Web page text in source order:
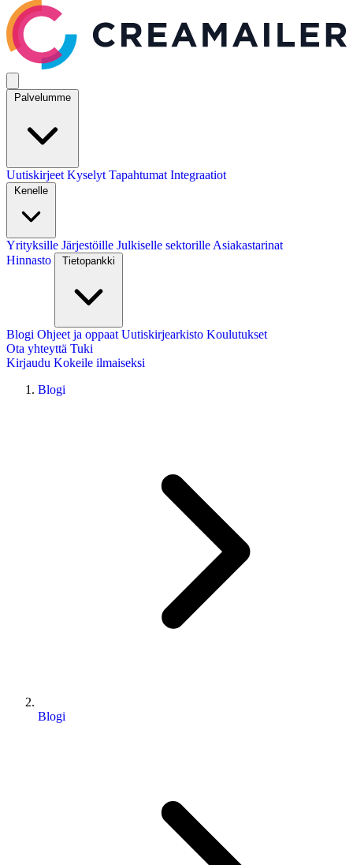
Palvelumme
Uutiskirjeet Kyselyt Tapahtumat Integraatiot
Kenelle
Yrityksille Järjestöille Julkiselle sektorille Asiakastarinat
Hinnasto
Tietopankki
Blogi Ohjeet ja oppaat Uutiskirjearkisto Koulutukset
Ota yhteyttä Tuki
Kirjaudu Kokeile ilmaiseksi
Blogi
Blogi